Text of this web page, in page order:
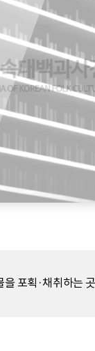
을 포획·채취하는